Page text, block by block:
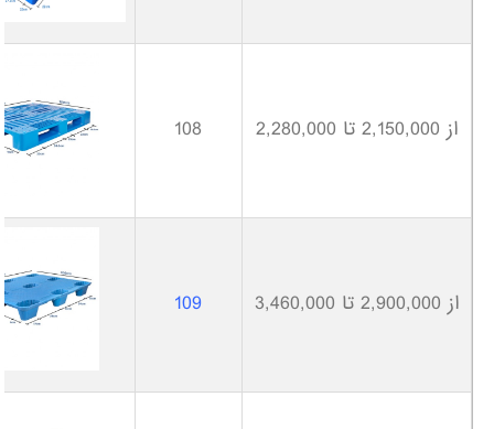
از 2,150,000 تا 2,280,000 108
از 2,900,000 تا 3,460,000 109